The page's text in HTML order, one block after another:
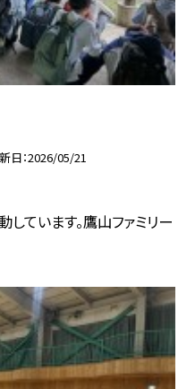
日 2026/05/21
ています。鷹山ファミリー